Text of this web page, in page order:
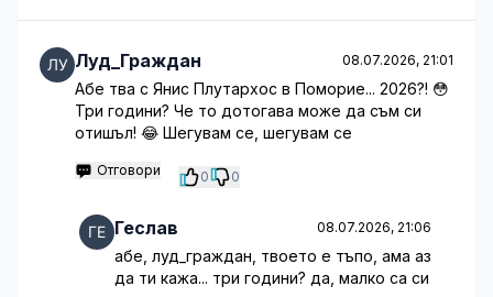
Луд_Граждан 08.07.2026, 21:01
Абе тва с Янис Плутархос в Поморие... 2026?! 😳
Три години? Че то дотогава може да съм си
отишъл! 😂 Шегувам се, шегувам се
Отговори 0 0
Геслав 08.07.2026, 21:06
абе, луд_граждан, твоето е тъпо, ама аз
да ти кажа... три години? да, малко са си